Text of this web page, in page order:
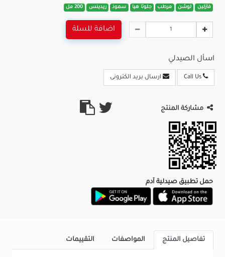
فازلين لوشن مرطب جلوتا هيا سموذ ريدينس 200 مل
اضافة للسلة
اسأل الصيدلي
ارسال بريد الكترونى
مشاركة المنتج
حمل تطبيق صيدلية آدم
تفاصيل المنتج المواصفات التقييمات